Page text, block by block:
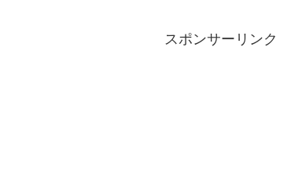
スポンサーリンク